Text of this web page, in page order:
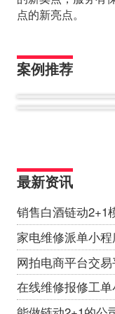
点的新亮点。
案例推荐
最新资讯
销售白酒链动2+1
家电维修派单小
网拍电商平台交
在线维修报修工